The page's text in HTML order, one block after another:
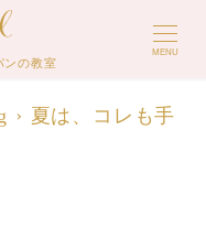
ンの教室
MENU
夏は、コレも手